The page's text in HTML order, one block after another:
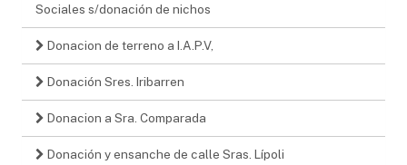
Sociales s/donación de nichos
Donacion de terreno a I.A.P.V,
Donación Sres. Iribarren
Donacion a Sra. Comparada
Donación y ensanche de calle Sras. Lípoli